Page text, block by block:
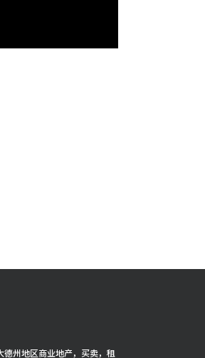
州地区商业地产，买卖，租